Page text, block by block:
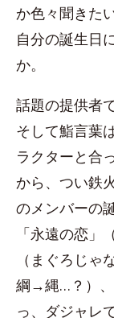
か色々聞きた
自分の誕生日
か。
話題の提供者
そして鮨言葉
ラクターと合
から、つい鉄
のメンバーの
「永遠の恋」
（まぐろじ
綱→縄…？）、
っ、ダジャレ